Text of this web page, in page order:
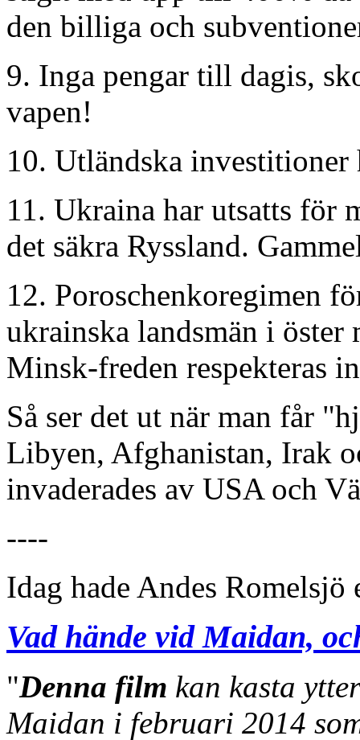
den billiga och
9. Inga pengar till dagis,
vapen!
10. Utländska
11. Ukraina har utsatts för
det säkra Ryssland.
12. Poroschenkoregimen
ukrainska landsmän i öster
Minsk-freden respekteras
Så ser det ut när man får
Libyen, Afghanistan, Irak
invaderades av USA och
----
Idag hade Andes
Vad hände vid Maidan,
"Denna film kan kasta
Maidan i februari 2014